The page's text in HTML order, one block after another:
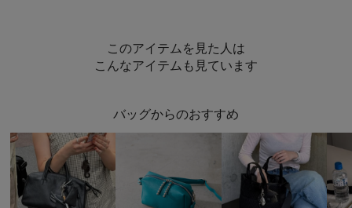
このアイテムを見た人は
こんなアイテムも見ています
バッグからのおすすめ